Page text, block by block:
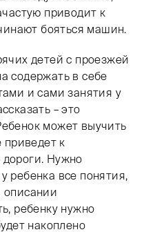
приводит к
бояться машин.
детей с проезжей
содержать в себе
и сами занятия у
– это
может выучить
приведет к
дороги. Нужно
ребенка все понятия,
описании
ребенку нужно
накоплено